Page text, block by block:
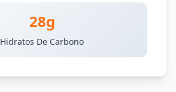
28g
Hidratos De Carbono